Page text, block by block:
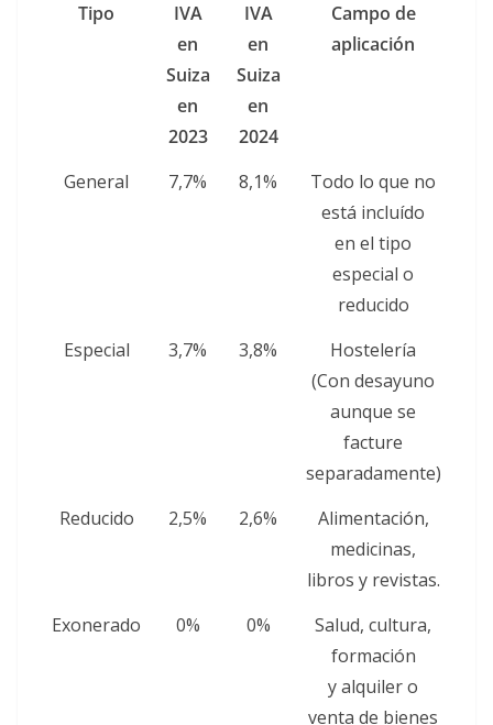
Tipo
IVA
en
Suiza
en
2023
IVA
en
Suiza
en
2024
Campo de
aplicación
General 7,7% 8,1%
Todo lo que no
está incluído
en el tipo
especial o
reducido
Especial
3,7% 3,8%
Hostelería
(Con desayuno
aunque se
facture
separadamente)
Reducido
2,5% 2,6%
Alimentación,
medicinas,
libros y revistas.
Exonerado
0% 0%
Salud, cultura,
formación
y alquiler o
venta de bienes